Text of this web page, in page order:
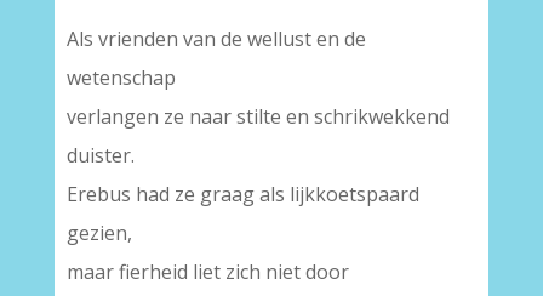
Als vrienden van de wellust en de
wetenschap
verlangen ze naar stilte en schrikwekkend
duister.
Erebus had ze graag als lijkkoetspaard
gezien,
maar fierheid liet zich niet door